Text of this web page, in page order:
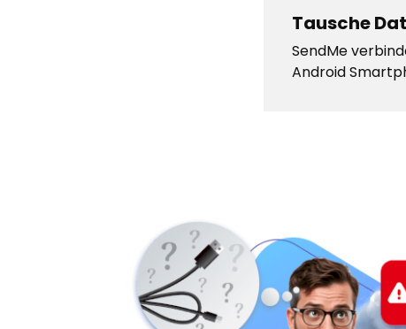
Tausche
SendMe
Android